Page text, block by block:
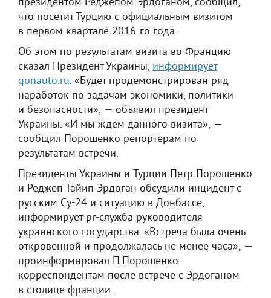
что посетит Турцию с официальным визитом
в первом квартале 2016-го года.
Об этом по результатам визита во Францию
сказал Президент Украины, информирует
gonauto.ru. «Будет продемонстрирован ряд
наработок по задачам экономики, политики
и безопасности», — объявил президент
Украины. «И мы ждем данного визита», —
сообщил Порошенко репортерам по
результатам встречи.
Президенты Украины и Турции Петр Порошенко
и Реджеп Тайип Эрдоган обсудили инцидент с
русским Су-24 и ситуацию в Донбассе,
информирует pr-служба руководителя
украинского государства. «Встреча была очень
откровенной и продолжалась не менее часа», —
проинформировал П.Порошенко
корреспондентам после встрече с Эрдоганом
в столице франции.